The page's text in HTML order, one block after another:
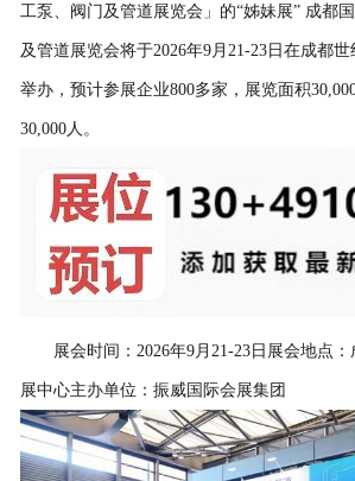
工泵、阀门及管道展览会」的“姊妹展” 成都
及管道展览会将于2026年9月21-23日在成都
举办，预计参展企业800多家，展览面积
30,000人。
展会时间：2026年9月21-23日展会地点：
展中心主办单位：振威国际会展集团